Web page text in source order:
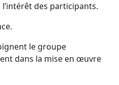
des participants.
le groupe
dans la mise en œuvre